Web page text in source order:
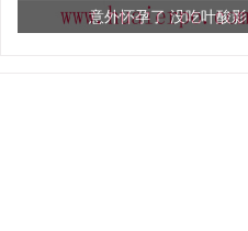
意外怀孕了 没吃叶酸影